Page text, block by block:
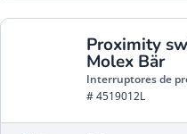
Proximity
Molex Bär
Interruptores de
# 4519012L